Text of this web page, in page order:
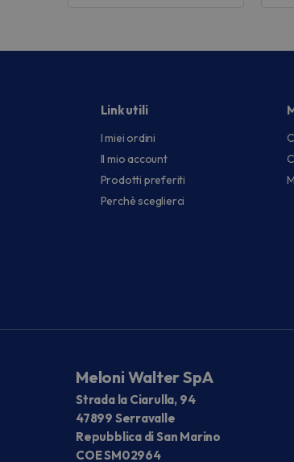
Link utili
I miei ordini
Il mio account
Prodotti preferiti
Perchè sceglierci
Meloni Walter SpA
Strada la Ciarulla, 94
47899 Serravalle
Repubblica di San Marino
COE SM02964